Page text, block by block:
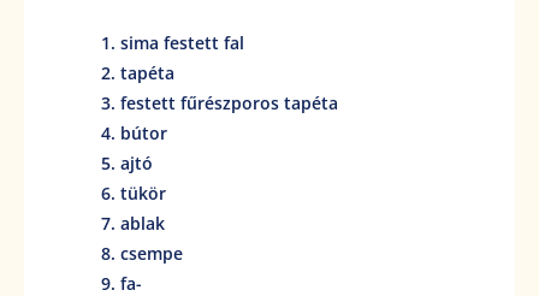
sima festett fal
tapéta
festett fűrészporos tapéta
bútor
ajtó
tükör
ablak
csempe
fa-